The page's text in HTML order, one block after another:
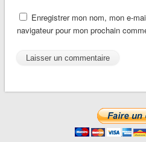
Enregistrer mon nom, mon e-
navigateur pour mon prochain